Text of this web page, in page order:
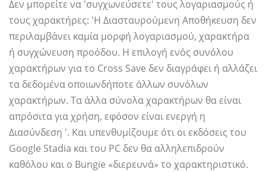
Δεν μπορείτε να 'συγχωνεύσετε' τους λογαριασμούς ή
τους χαρακτήρες: 'Η Διασταυρούμενη Αποθήκευση δεν
περιλαμβάνει καμία μορφή λογαριασμού, χαρακτήρα
ή συγχώνευση προόδου. Η επιλογή ενός συνόλου
χαρακτήρων για το Cross Save δεν διαγράφει ή αλλάζει
τα δεδομένα οποιωνδήποτε άλλων συνόλων
χαρακτήρων. Τα άλλα σύνολα χαρακτήρων θα είναι
απρόσιτα για χρήση, εφόσον είναι ενεργή η
Διασύνδεση '. Και υπενθυμίζουμε ότι οι εκδόσεις του
Google Stadia και του PC δεν θα αλληλεπιδρούν
καθόλου και ο Bungie «διερευνά» το χαρακτηριστικό.